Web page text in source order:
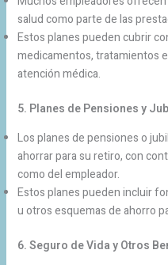
salud como parte de las
Estos planes pueden cubrir
medicamentos, tratamientos
atención médica.
5. Planes de Pensiones y
Los planes de pensiones o
ahorrar para su retiro, con
como del empleador.
Estos planes pueden incluir
u otros esquemas de ahorro
6. Seguro de Vida y Otros